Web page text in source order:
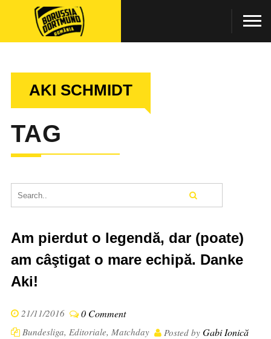
AKI SCHMIDT
TAG
Am pierdut o legendă, dar (poate)
am câştigat o mare echipă. Danke
Aki!
21/11/2016 0 Comment
Bundesliga, Editoriale, Matchday Posted by Gabi Ionică